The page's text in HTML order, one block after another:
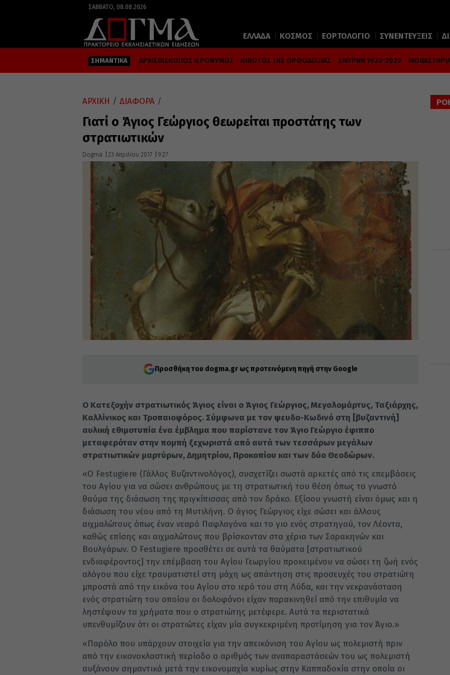
ΣΆΒΒΑΤΟ, 08.08.2026
ΕΛΛΑΔΑ ΚΟΣΜΟΣ ΕΟΡΤΟΛΟΓΙΟ ΣΥΝΕΝΤΕΥΞΕΙΣ
ΣΗΜΑΝΤΙΚΑ ΑΡΧΙΕΠΙΣΚΟΠΟΣ ΙΕΡΩΝΥΜΟΣ ΚΙΒΩΤΟΣ ΤΗΣ ΟΡΘΟΔΟΞΙΑΣ ΣΜΥΡΝΗ 1922-2022
ΑΡΧΙΚΗ / ΔΙΑΦΟΡΑ /
Γιατί ο Άγιος Γεώργιος θεωρείται προστάτης των
στρατιωτικών
Dogma 23 Απριλίου 2017 9:27
Προσθήκη του dogma.gr ως προτεινόμενη πηγή στην Google
Ο Κατεξοχήν στρατιωτικός Άγιος είναι ο Άγιος Γεώργιος, Μεγαλομάρτυς, Ταξιάρχης,
Καλλίνικος και Τροπαιοφόρος. Σύμφωνα με τον ψευδο-Κωδινό στη [βυζαντινή]
αυλική εθιμοτυπία ένα έμβλημα που παρίστανε τον Άγιο Γεώργιο έφιππο
μεταφερόταν στην πομπή ξεχωριστά από αυτά των τεσσάρων μεγάλων
στρατιωτικών μαρτύρων, Δημητρίου, Προκοπίου και των δύο Θεοδώρων.
«Ο Festugiere (Γάλλος Βυζαντινολόγος), συσχετίζει σωστά αρκετές από τις επεμβάσεις
του Αγίου για να σώσει ανθρώπους με τη στρατιωτική του θέση όπως το γνωστό
θαύμα της διάσωση της πριγκίπισσας από τον δράκο. Εξίσου γνωστή είναι όμως και η
διάσωση του νέου από τη Μυτιλήνη. Ο άγιος Γεώργιος είχε σώσει και άλλους
αιχμαλώτους όπως έναν νεαρό Παφλαγόνα και το γιο ενός στρατηγού, τον Λέοντα,
καθώς επίσης και αιχμαλώτους που βρίσκονταν στα χέρια των Σαρακηνών και
Βουλγάρων. Ο Festugiere προσθέτει σε αυτά τα θαύματα [στρατιωτικού
ενδιαφέροντος] την επέμβαση του Αγίου Γεωργίου προκειμένου να σώσει τη ζωή ενός
αλόγου που είχε τραυματιστεί στη μάχη ως απάντηση στις προσευχές του στρατιώτη
μπροστά από την εικόνα του Αγίου στο ιερό του στη Λύδα, και την νεκρανάσταση
ενός στρατιώτη του οποίου οι δολοφόνοι είχαν παρακινηθεί από την επιθυμία να
ληστέψουν τα χρήματα που ο στρατιώτης μετέφερε. Αυτά τα περιστατικά
υπενθυμίζουν ότι οι στρατιώτες είχαν μία συγκεκριμένη προτίμηση για τον Άγιο.»
«Παρόλο που υπάρχουν στοιχεία για την απεικόνιση του Αγίου ως πολεμιστή πριν
από την εικονοκλαστική περίοδο ο αριθμός των αναπαραστάσεών του ως πολεμιστή
αυξάνουν σημαντικά μετά την εικονομαχία κυρίως στην Καππαδοκία στην οποία οι